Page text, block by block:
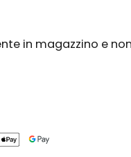
in magazzino e